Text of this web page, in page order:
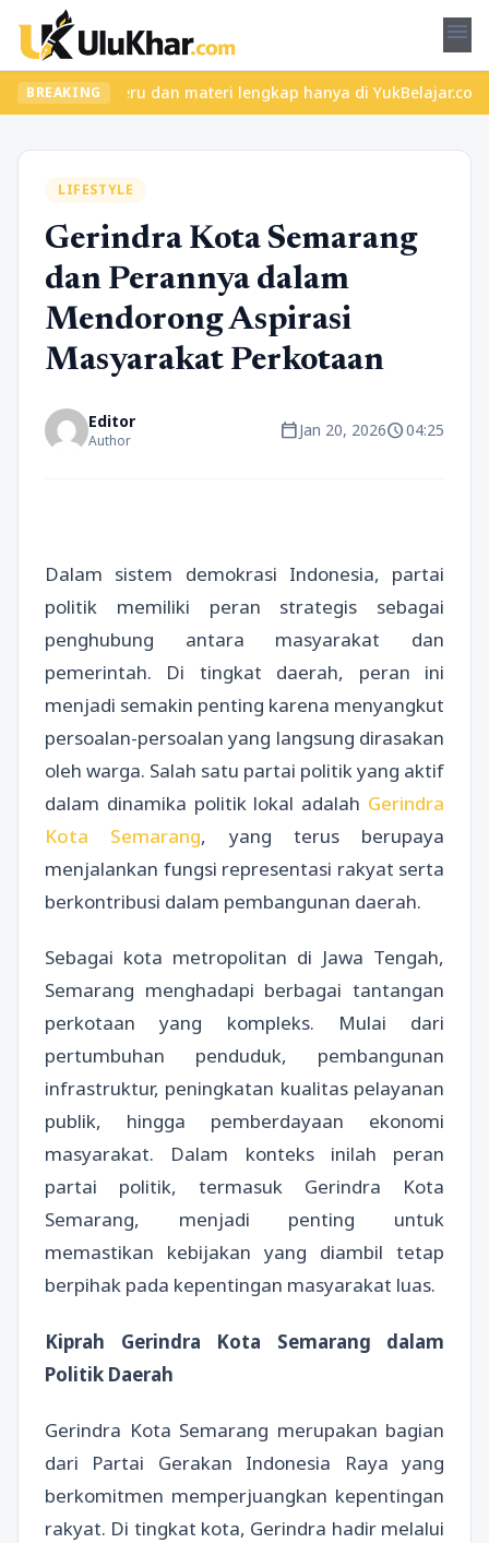
menu
BREAKING
seru dan materi lengkap hanya di YukBelajar.com.
LIFESTYLE
Gerindra Kota Semarang
dan Perannya dalam
Mendorong Aspirasi
Masyarakat Perkotaan
Editor
Author calendar_todayJan 20, 2026schedule04:25
Dalam sistem demokrasi Indonesia, partai
politik memiliki peran strategis sebagai
penghubung antara masyarakat dan
pemerintah. Di tingkat daerah, peran ini
menjadi semakin penting karena menyangkut
persoalan-persoalan yang langsung dirasakan
oleh warga. Salah satu partai politik yang aktif
dalam dinamika politik lokal adalah Gerindra
Kota Semarang, yang terus berupaya
menjalankan fungsi representasi rakyat serta
berkontribusi dalam pembangunan daerah.
Sebagai kota metropolitan di Jawa Tengah,
Semarang menghadapi berbagai tantangan
perkotaan yang kompleks. Mulai dari
pertumbuhan penduduk, pembangunan
infrastruktur, peningkatan kualitas pelayanan
publik, hingga pemberdayaan ekonomi
masyarakat. Dalam konteks inilah peran
partai politik, termasuk Gerindra Kota
Semarang, menjadi penting untuk
memastikan kebijakan yang diambil tetap
berpihak pada kepentingan masyarakat luas.
Kiprah Gerindra Kota Semarang dalam
Politik Daerah
Gerindra Kota Semarang merupakan bagian
dari Partai Gerakan Indonesia Raya yang
berkomitmen memperjuangkan kepentingan
rakyat. Di tingkat kota, Gerindra hadir melalui